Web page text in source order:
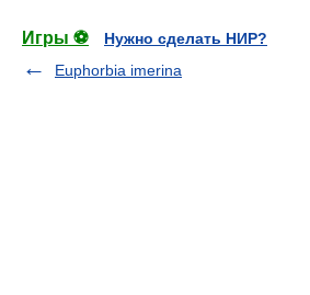
Игры ⚽
Нужно сделать НИР?
Euphorbia imerina